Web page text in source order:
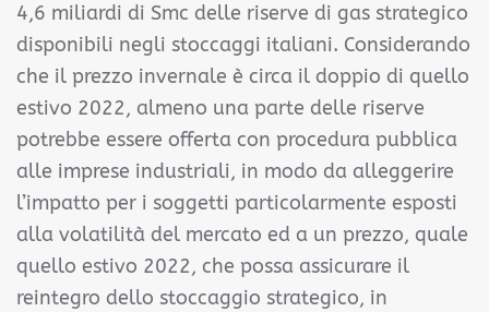
4,6 miliardi di Smc delle riserve di gas strategico
disponibili negli stoccaggi italiani. Considerando
che il prezzo invernale è circa il doppio di quello
estivo 2022, almeno una parte delle riserve
potrebbe essere offerta con procedura pubblica
alle imprese industriali, in modo da alleggerire
l’impatto per i soggetti particolarmente esposti
alla volatilità del mercato ed a un prezzo, quale
quello estivo 2022, che possa assicurare il
reintegro dello stoccaggio strategico, in